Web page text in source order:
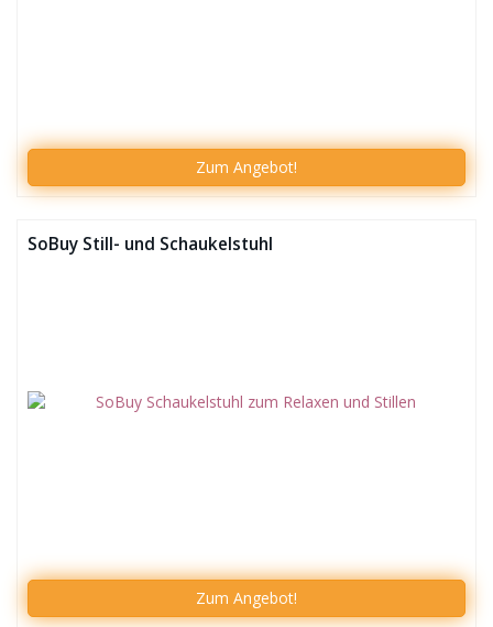
Zum Angebot!
SoBuy Still- und Schaukelstuhl
Zum Angebot!